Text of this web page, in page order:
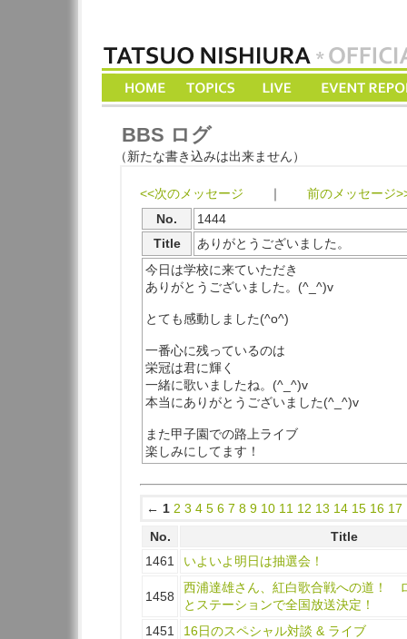
BBS ログ
（新たな書き込みは出来ません）
<<次のメッセージ ｜ 前のメッセージ
No.
1444
Title
ありがとうございました。
今日は学校に来ていただき
ありがとうございました。(^_^)v
とても感動しました(^o^)
一番心に残っているのは
栄冠は君に輝く
一緒に歌いましたね。(^_^)v
本当にありがとうございました(^_^)v
また甲子園での路上ライブ
楽しみにしてます！
← 1 2 3 4 5 6 7 8 9 10 11 12 13 14 15 16 17
No.
Title
1461
いよいよ明日は抽選会！
1458
西浦達雄さん、紅白歌合戦への道！
とステーションで全国放送決定！
1451
16日のスペシャル対談 & ライブ